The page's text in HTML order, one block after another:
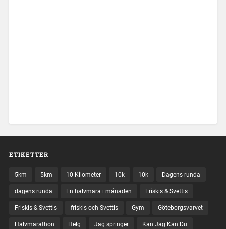
ETIKETTER
5km 5km 10 Kilometer 10k 10k Dagens runda
dagens runda En halvmara i månaden Friskis & Svettis
Friskis & Svettis friskis och Svettis Gym Göteborgsvarvet
Halvmarathon Helg Jag springer Kan Jag Kan Du